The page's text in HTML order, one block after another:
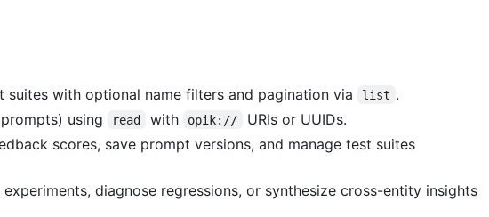
with optional name filters and pagination via list .
using read with opik://
URIs or UUIDs.
scores, save prompt versions, and manage test suites
diagnose regressions, or synthesize cross-entity insights